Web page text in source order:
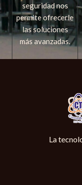
seguridad nos
permite ofrecerle
las soluciones
más avanzadas.
La